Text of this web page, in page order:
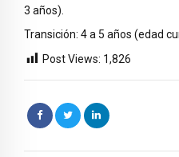
3 años).
Transición: 4 a 5 años (edad
Post Views: 1,826